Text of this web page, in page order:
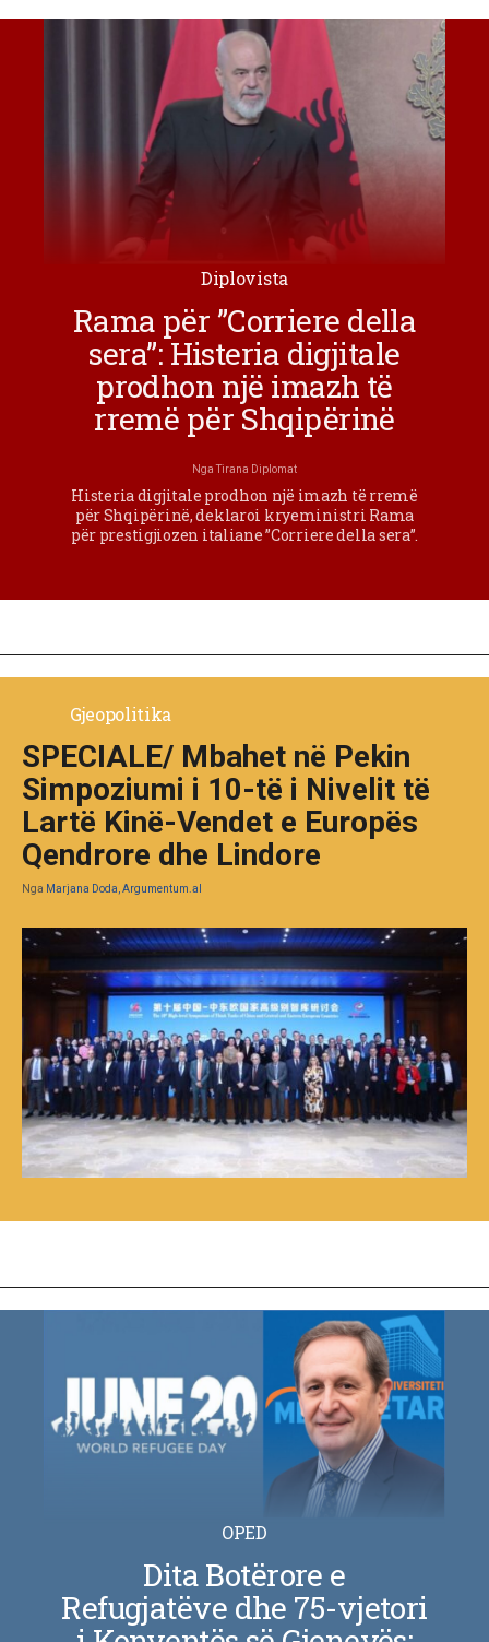
Diplovista
Rama për ”Corriere della
sera”: Histeria digjitale
prodhon një imazh të
rremë për Shqipërinë
NgaTirana Diplomat
Histeria digjitale prodhon një imazh të rremë
për Shqipërinë, deklaroi kryeministri Rama
për prestigjiozen italiane ”Corriere della sera”.
Gjeopolitika
SPECIALE/ Mbahet në Pekin
Simpoziumi i 10-të i Nivelit të
Lartë Kinë-Vendet e Europës
Qendrore dhe Lindore
Nga Marjana Doda, Argumentum.al
OPED
Dita Botërore e
Refugjatëve dhe 75-vjetori